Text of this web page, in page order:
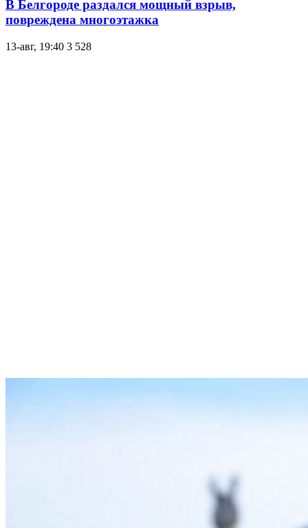
В Белгороде раздался мощный взрыв,
повреждена многоэтажка
13-авг, 19:40 3 528